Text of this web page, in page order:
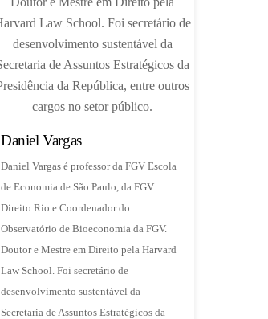
Daniel Vargas
Daniel Vargas é professor da FGV Escola
de Economia de São Paulo, da FGV
Direito Rio e Coordenador do
Observatório de Bioeconomia da FGV.
Doutor e Mestre em Direito pela Harvard
Law School. Foi secretário de
desenvolvimento sustentável da
Secretaria de Assuntos Estratégicos da